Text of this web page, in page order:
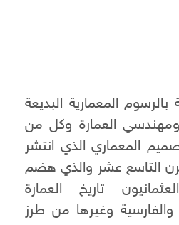
المعمارية البديعة
العمارة وكل من
المعماري الذي انتشر
التاسع عشر والذي هضم
تاريخ العمارة
والفارسية وغيرها من طرز